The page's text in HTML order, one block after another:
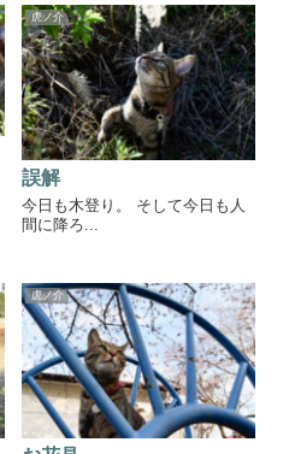
虎ノ介
誤解
今日も木登り。 そして今日も人
間に降ろ...
虎ノ介